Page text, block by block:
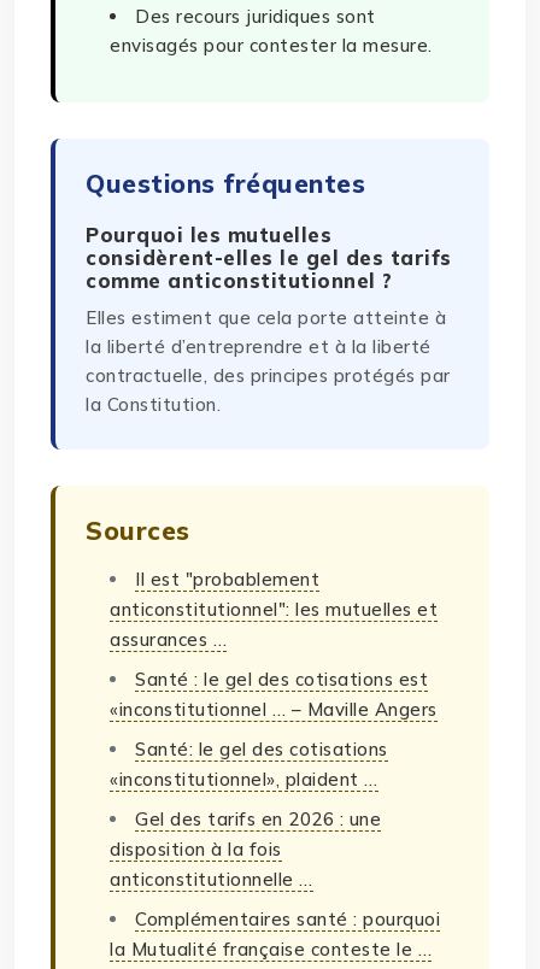
Des recours juridiques sont
envisagés pour contester la mesure.
Questions fréquentes
Pourquoi les mutuelles
considèrent-elles le gel des tarifs
comme anticonstitutionnel ?
Elles estiment que cela porte atteinte à
la liberté d’entreprendre et à la liberté
contractuelle, des principes protégés par
la Constitution.
Sources
Il est "probablement
anticonstitutionnel": les mutuelles et
assurances …
Santé : le gel des cotisations est
«inconstitutionnel … – Maville Angers
Santé: le gel des cotisations
«inconstitutionnel», plaident …
Gel des tarifs en 2026 : une
disposition à la fois
anticonstitutionnelle …
Complémentaires santé : pourquoi
la Mutualité française conteste le …